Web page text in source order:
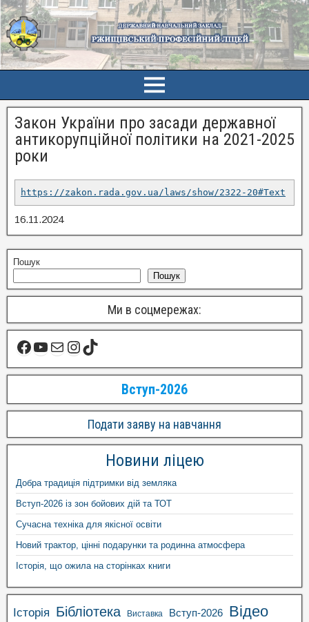
Закон України про засади державної
антикорупційної політики на 2021-2025
роки
https://zakon.rada.gov.ua/laws/show/2322-20#Text
16.11.2024
Пошук
Пошук
Ми в соцмережах:
Вступ-2026
Подати заяву на навчання
Новини ліцею
Добра традиція підтримки від земляка
Вступ-2026 із зон бойових дій та ТОТ
Сучасна техніка для якісної освіти
Новий трактор, цінні подарунки та родинна атмосфера
Історія, що ожила на сторінках книги
Історія Бібліотека Виставка Вступ-2026 Відео